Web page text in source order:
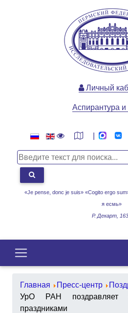
«Je pense, donc je suis» «Cogito ergo
я есмь»
Р. Декарт,
Личный
Аспирантура
Главная Пресс-центр
УрО РАН поздравляет
праздниками